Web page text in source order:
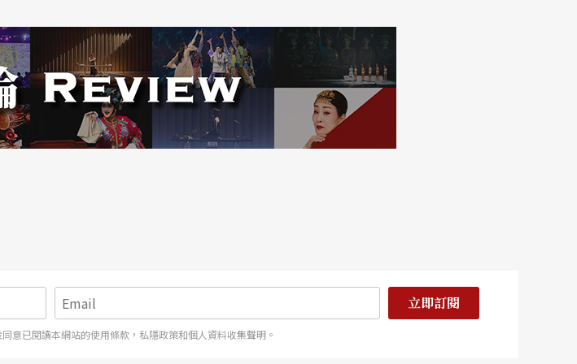
巨星3K之一的沙魯
Aishwarya Rai）共同
Bhansali），在二
．魯曼的版本取經，兩
活人與僵屍兩個世界，
一口，故事就這樣展
立即訂閱
意已閱讀本網站的使用條款，私隱政策和個人資料收集聲明。